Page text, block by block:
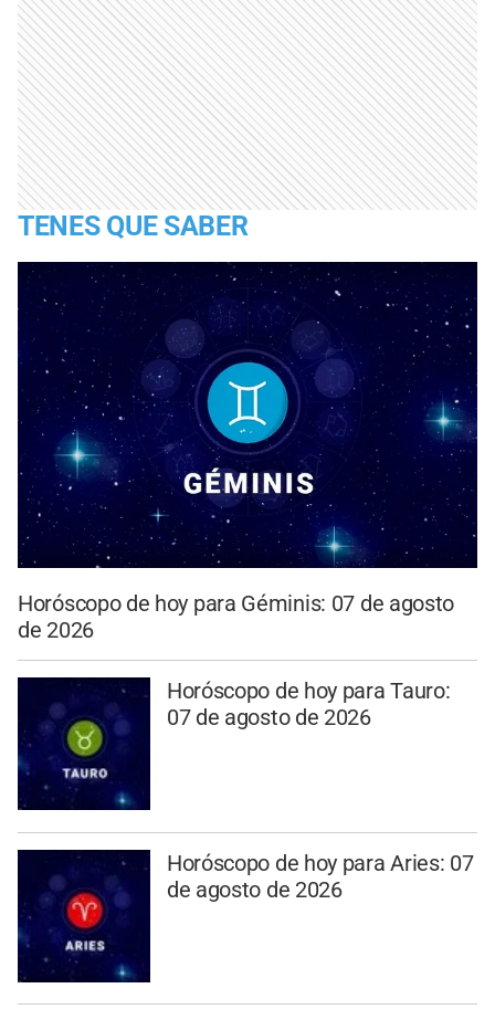
TENES QUE SABER
Horóscopo de hoy para Géminis: 07 de agosto
de 2026
Horóscopo de hoy para Tauro:
07 de agosto de 2026
Horóscopo de hoy para Aries: 07
de agosto de 2026